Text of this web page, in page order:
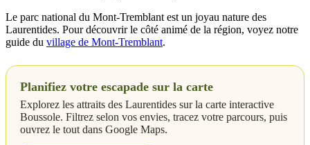
Le parc national du Mont-Tremblant est un joyau nature des
Laurentides. Pour découvrir le côté animé de la région, voyez notre
guide du village de Mont-Tremblant.
Planifiez votre escapade sur la carte
Explorez les attraits des Laurentides sur la carte interactive
Boussole. Filtrez selon vos envies, tracez votre parcours, puis
ouvrez le tout dans Google Maps.